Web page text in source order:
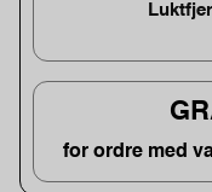
for ordre med